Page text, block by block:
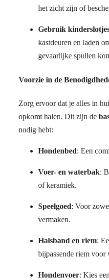
het zicht zijn of
Gebruik
kastdeuren en laden
gevaarlijke spullen
Voorzie in de
Zorg ervoor dat je alles in
opkomt halen. Dit zijn de
nodig hebt:
Hondenbed: Een
Voer- en waterbak:
of keramiek.
Speelgoed: Voor
vermaken.
Halsband en riem:
bijpassende riem voor
Hondenvoer: Kies